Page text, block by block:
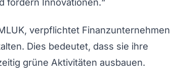
verpflichtet Finanzunternehmen
Dies bedeutet, dass sie ihre
grüne Aktivitäten ausbauen.